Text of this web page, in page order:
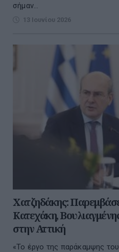
σήμαν...
13 Ιουνίου 2026
Χατζηδάκης:
Κατεχάκη,
στην Αττική
«Το έργο της παράκαμψης